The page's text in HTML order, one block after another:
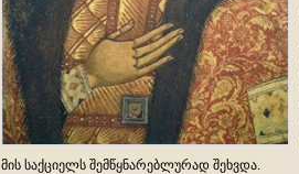
მის საქციელს შემწყნარებლურად შეხვდა.